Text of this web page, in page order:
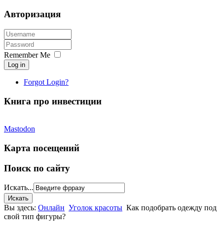
Авторизация
Remember Me
Log in
Forgot Login?
Книга про инвестиции
Mastodon
Карта посещений
Поиск по сайту
Искать...
Вы здесь: Онлайн Уголок красоты Как подобрать одежду под
свой тип фигуры?